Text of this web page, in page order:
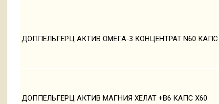
ДОППЕЛЬГЕРЦ АКТИВ ОМЕГА-3 КОНЦЕНТРАТ N60 КАПС
ДОППЕЛЬГЕРЦ АКТИВ МАГНИЯ ХЕЛАТ +B6 КАПС Х60